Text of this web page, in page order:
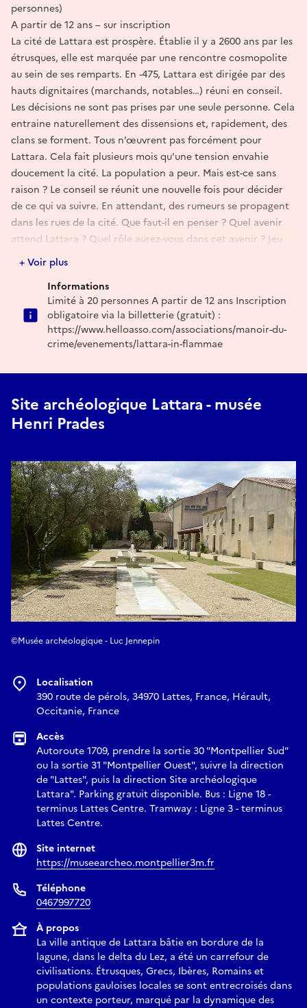
personnes)
A partir de 12 ans – sur inscription
La cité de Lattara est prospère. Établie il y a 2600 ans par les
étrusques, elle est marquée par une rencontre cosmopolite
au sein de ses remparts. En -475, Lattara est dirigée par des
hauts dignitaires (marchands, notables…) réuni en conseil.
Les décisions ne sont pas prises par une seule personne. Cela
entraine naturellement des dissensions et, rapidement, des
clans se forment. Tous n’œuvrent pas forcément pour
Lattara. Cela fait plusieurs mois qu'une tension envahie
doucement la cité. La population a peur. Mais est-ce sans
raison ? Le conseil se réunit une nouvelle fois pour décider
de ce qui va suivre. En attendant, des rumeurs se propagent
dans les rues de la cité. Que faut-il en penser ? Quel avenir
attend Lattara ? Quel rôle aurez-vous dans cet avenir ? Jeu
accessible aux familles avec enfants à partir de 12 ans. Vous
serez en duo pour mener votre enquête.
+ Voir plus
Informations
Limité à 20 personnes A partir de 12 ans Inscription
obligatoire via la billetterie (gratuit) :
https://www.helloasso.com/associations/manoir-du-
crime/evenements/lattara-in-flammae
Site archéologique Lattara - musée
Henri Prades
©Musée archéologique - Luc Jennepin
Localisation
390 route de pérols, 34970 Lattes, France, Hérault,
Occitanie, France
Accès
Autoroute 1709, prendre la sortie 30 "Montpellier Sud"
ou la sortie 31 "Montpellier Ouest", suivre la direction
de "Lattes", puis la direction Site archéologique
Lattara". Parking gratuit disponible. Bus : Ligne 18 -
terminus Lattes Centre. Tramway : Ligne 3 - terminus
Lattes Centre.
Site internet
https://museearcheo.montpellier3m.fr
Téléphone
0467997720
À propos
La ville antique de Lattara bâtie en bordure de la
lagune, dans le delta du Lez, a été un carrefour de
civilisations. Étrusques, Grecs, Ibères, Romains et
populations gauloises locales se sont entrecroisés dans
un contexte porteur, marqué par la dynamique des